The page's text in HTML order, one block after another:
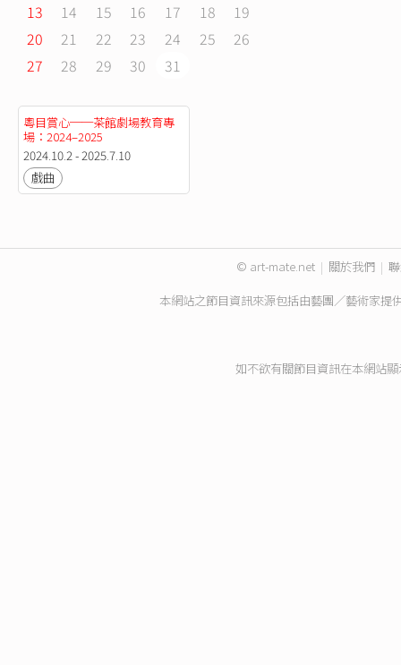
13
14 15 16 17 18
19
20
21 22 23 24 25
26
27
28 29 30 31
粵目賞心──茶館劇場教育專
場：2024–2025
2024.10.2 - 2025.7.10
戲曲
© art-mate.net | 關於我們 |
本網站之節目資訊來源包括由藝團／藝術家提
如不欲有關節目資訊在本網站